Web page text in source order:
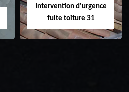
Intervention d'urgence
fuite toiture 31